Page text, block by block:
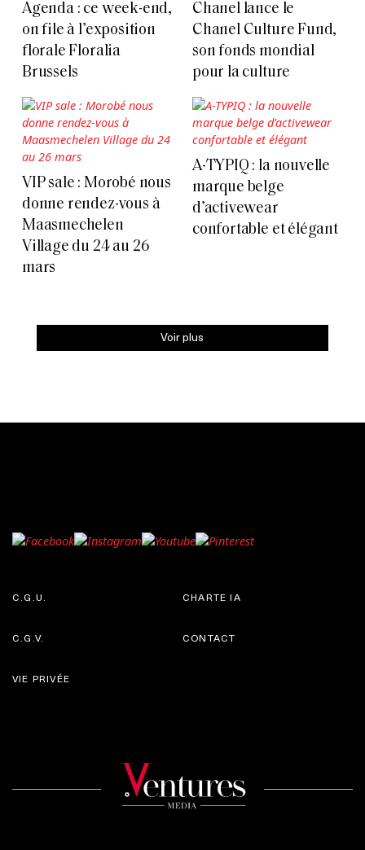
Agenda : ce week-end,
on file à l’exposition
florale Floralia
Brussels
Chanel lance le
Chanel Culture Fund,
son fonds mondial
pour la culture
VIP sale : Morobé nous
donne rendez-vous à
Maasmechelen
Village du 24 au 26
mars
A-TYPIQ : la nouvelle
marque belge
d’activewear
confortable et élégant
Voir plus
C.G.U.
C.G.V.
CHARTE IA
CONTACT
VIE PRIVÉE